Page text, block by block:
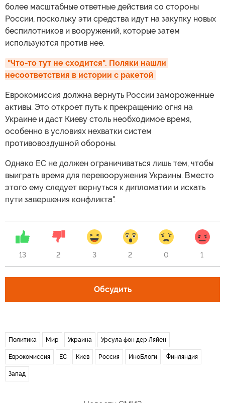
более масштабные ответные действия со стороны
России, поскольку эти средства идут на закупку новых
беспилотников и вооружений, которые затем
используются против нее.
"Что-то тут не сходится". Поляки нашли
несоответствия в истории с ракетой
Еврокомиссия должна вернуть России замороженные
активы. Это откроет путь к прекращению огня на
Украине и даст Киеву столь необходимое время,
особенно в условиях нехватки систем
противовоздушной обороны.
Однако ЕС не должен ограничиваться лишь тем, чтобы
выиграть время для перевооружения Украины. Вместо
этого ему следует вернуться к дипломатии и искать
пути завершения конфликта".
13 2 3 2 0 1
Обсудить
Политика Мир Украина Урсула фон дер Ляйен
Еврокомиссия ЕС Киев Россия ИноБлоги Финляндия
Запад